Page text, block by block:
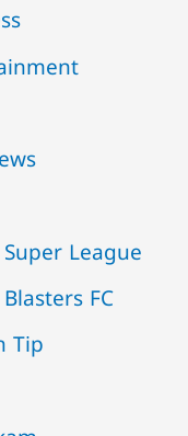
League
FC
Tip